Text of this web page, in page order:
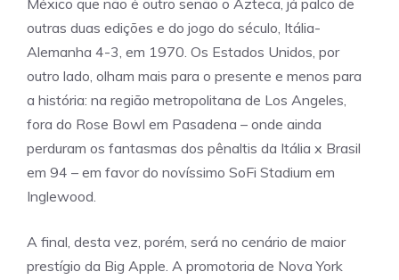
México que não é outro senão o Azteca, já palco de
outras duas edições e do jogo do século, Itália-
Alemanha 4-3, em 1970. Os Estados Unidos, por
outro lado, olham mais para o presente e menos para
a história: na região metropolitana de Los Angeles,
fora do Rose Bowl em Pasadena – onde ainda
perduram os fantasmas dos pênaltis da Itália x Brasil
em 94 – em favor do novíssimo SoFi Stadium em
Inglewood.
A final, desta vez, porém, será no cenário de maior
prestígio da Big Apple. A promotoria de Nova York